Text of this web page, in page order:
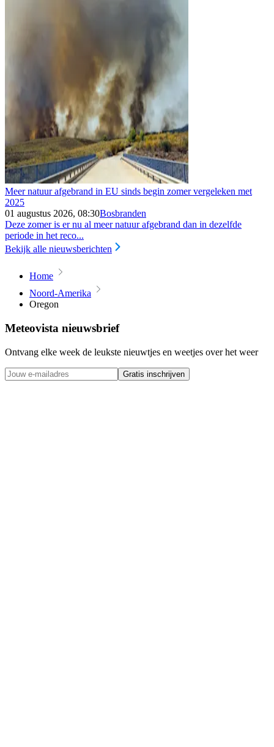
Meer natuur afgebrand in EU sinds begin zomer vergeleken met
2025
01 augustus 2026, 08:30Bosbranden
Deze zomer is er nu al meer natuur afgebrand dan in dezelfde
periode in het reco...
Bekijk alle nieuwsberichten
Home
Noord-Amerika
Oregon
Meteovista nieuwsbrief
Ontvang elke week de leukste nieuwtjes en weetjes over het weer
Gratis inschrijven